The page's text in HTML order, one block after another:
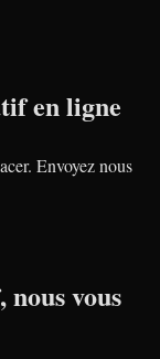
en ligne
Envoyez nous
vous